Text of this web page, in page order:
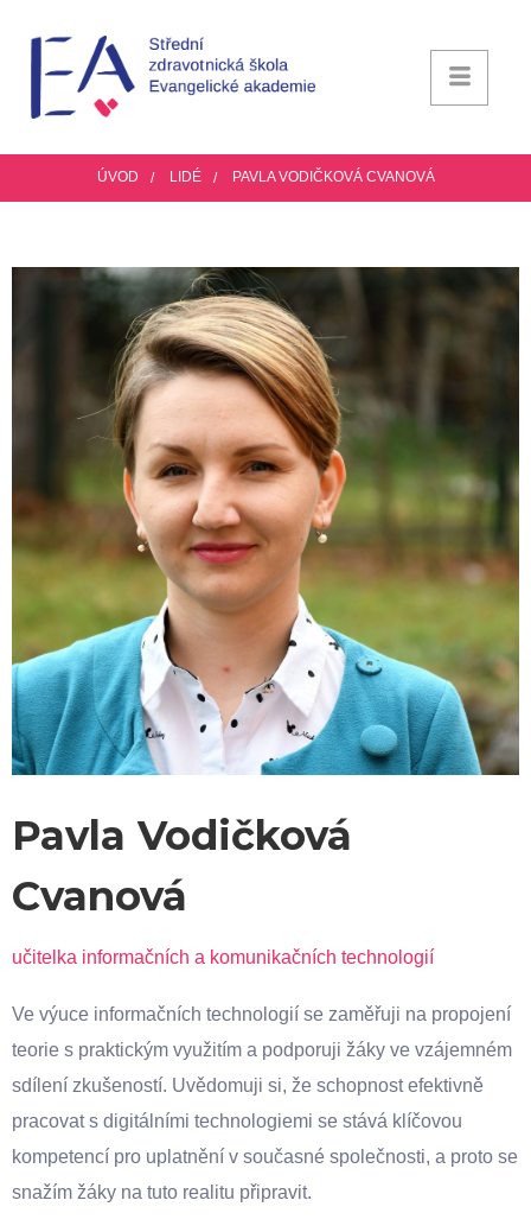
ÚVOD LIDÉ PAVLA VODIČKOVÁ CVANOVÁ
Pavla Vodičková
Cvanová
učitelka informačních a komunikačních technologií
Ve výuce informačních technologií se zaměřuji na propojení
teorie s praktickým využitím a podporuji žáky ve vzájemném
sdílení zkušeností. Uvědomuji si, že schopnost efektivně
pracovat s digitálními technologiemi se stává klíčovou
kompetencí pro uplatnění v současné společnosti, a proto se
snažím žáky na tuto realitu připravit.